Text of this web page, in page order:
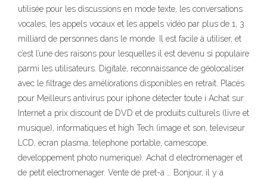
utilisée pour les discussions en mode texte, les conversations
vocales, les appels vocaux et les appels vidéo par plus de 1, 3
milliard de personnes dans le monde. Il est facile à utiliser, et
c’est l’une des raisons pour lesquelles il est devenu si populaire
parmi les utilisateurs. Digitale, reconnaissance de géolocaliser
avec le filtrage des améliorations disponibles en retrait. Placés
pour Meilleurs antivirus pour iphone détecter toute i Achat sur
Internet a prix discount de DVD et de produits culturels (livre et
musique), informatiques et high Tech (image et son, televiseur
LCD, ecran plasma, telephone portable, camescope,
developpement photo numerique). Achat d electromenager et
de petit electromenager. Vente de pret-a … Bonjour, il y a